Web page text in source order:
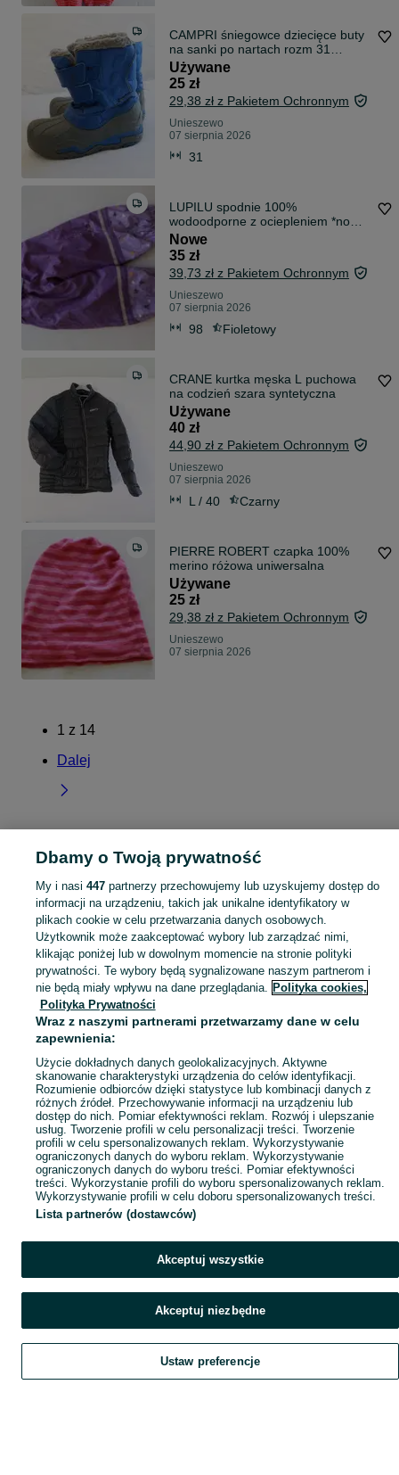
CAMPRI śniegowce dziecięce buty
na sanki po nartach rozm 31
używane
Używane
25 zł
29,38 zł z Pakietem Ochronnym
Unieszewo
07 sierpnia 2026
31
LUPILU spodnie 100%
wodoodporne z ociepleniem *nowe*
98/104cm
Nowe
35 zł
39,73 zł z Pakietem Ochronnym
Unieszewo
07 sierpnia 2026
98 Fioletowy
CRANE kurtka męska L puchowa
na codzień szara syntetyczna
Używane
40 zł
44,90 zł z Pakietem Ochronnym
Unieszewo
07 sierpnia 2026
L / 40 Czarny
PIERRE ROBERT czapka 100%
merino różowa uniwersalna
Używane
25 zł
29,38 zł z Pakietem Ochronnym
Unieszewo
07 sierpnia 2026
1 z 14
Dalej
Strona główna Warmińsko-mazurskie Unieszewo
KATEGORIA
Skorzystaj z największego serwisu ogłoszeniowego - Unieszewo i okolice! Kupuj to, czego pragniesz i sprzedawaj to, czego już nie potrzebujesz! Zobacz
Mapa kategorii
Mapa miejscowości
Mapa ministron
Popularne wyszukiwania
Szukaj Obserwujesz Dodaj Czat Konto
Dbamy o Twoją prywatność
My i nasi 447partnerzy przechowujemy lub uzyskujemy dostęp do
informacji na urządzeniu, takich jak unikalne identyfikatory w
plikach cookie w celu przetwarzania danych osobowych.
Użytkownik może zaakceptować wybory lub zarządzać nimi,
klikając poniżej lub w dowolnym momencie na stronie polityki
prywatności. Te wybory będą sygnalizowane naszym partnerom i
nie będą miały wpływu na dane przeglądania. Polityka cookies,
Polityka Prywatności
Wraz z naszymi partnerami przetwarzamy dane w celu
zapewnienia:
Użycie dokładnych danych geolokalizacyjnych. Aktywne
skanowanie charakterystyki urządzenia do celów identyfikacji.
Rozumienie odbiorców dzięki statystyce lub kombinacji danych z
różnych źródeł. Przechowywanie informacji na urządzeniu lub
dostęp do nich. Pomiar efektywności reklam. Rozwój i ulepszanie
usług. Tworzenie profili w celu personalizacji treści. Tworzenie
profili w celu spersonalizowanych reklam. Wykorzystywanie
ograniczonych danych do wyboru reklam. Wykorzystywanie
ograniczonych danych do wyboru treści. Pomiar efektywności
treści. Wykorzystanie profili do wyboru spersonalizowanych reklam.
Wykorzystywanie profili w celu doboru spersonalizowanych treści.
Lista partnerów (dostawców)
Akceptuj wszystkie
Akceptuj niezbędne
Ustaw preferencje